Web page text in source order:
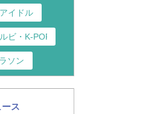
イドル
ビ・K-POP和訳
ソン
歌謡
ス